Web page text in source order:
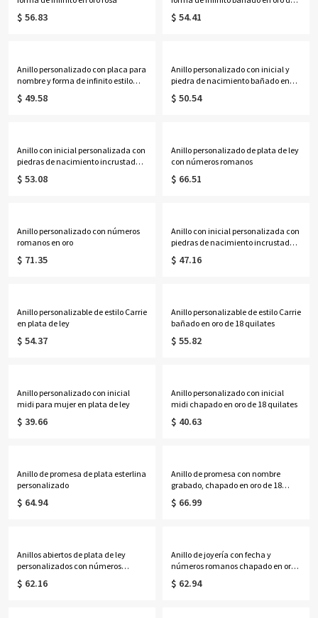
$ 56.83
18 quilates
$ 54.41
Anillo personalizado con placa para
nombre y forma de infinito estilo
Carrie en plata de ley
$ 49.58
Anillo personalizado con inicial y
piedra de nacimiento bañado en
oro de 18 quilates
$ 50.54
Anillo con inicial personalizada con
piedras de nacimiento incrustadas
en oro rosa
$ 53.08
Anillo personalizado de plata de ley
con números romanos
$ 66.51
Anillo personalizado con números
romanos en oro
$ 71.35
Anillo con inicial personalizada con
piedras de nacimiento incrustadas
en plata de ley
$ 47.16
Anillo personalizable de estilo Carrie
en plata de ley
$ 54.37
Anillo personalizable de estilo Carrie
bañado en oro de 18 quilates
$ 55.82
Anillo personalizado con inicial
midi para mujer en plata de ley
$ 39.66
Anillo personalizado con inicial
midi chapado en oro de 18 quilates
$ 40.63
Anillo de promesa de plata esterlina
personalizado
$ 64.94
Anillo de promesa con nombre
grabado, chapado en oro de 18
quilates
$ 66.99
Anillos abiertos de plata de ley
personalizados con números
romanos
$ 62.16
Anillo de joyería con fecha y
números romanos chapado en oro
de 18 quilates
$ 62.94